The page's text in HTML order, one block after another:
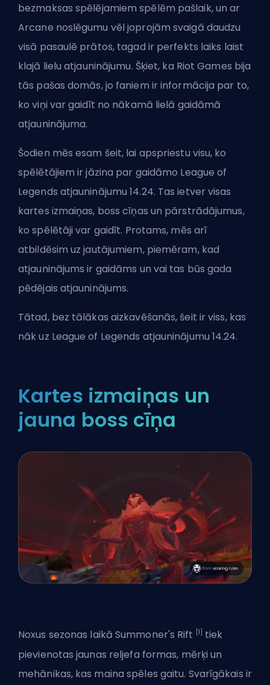
bezmaksas spēlējamiem spēlēm pašlaik, un ar
Arcane noslēgumu vēl joprojām svaigā daudzu
visā pasaulē prātos, tagad ir perfekts laiks laist
klajā lielu atjauninājumu. Šķiet, ka Riot Games bija
tās pašas domās, jo faniem ir informācija par to,
ko viņi var gaidīt no nākamā lielā gaidāmā
atjauninājuma.
Šodien mēs esam šeit, lai apspriestu visu, ko
spēlētājiem ir jāzina par gaidāmo League of
Legends atjauninājumu 14.24. Tas ietver visas
kartes izmaiņas, boss cīņas un pārstrādājumus,
ko spēlētāji var gaidīt. Protams, mēs arī
atbildēsim uz jautājumiem, piemēram, kad
atjauninājums ir gaidāms un vai tas būs gada
pēdējais atjauninājums.
Tātad, bez tālākas aizkavēšanās, šeit ir viss, kas
nāk uz League of Legends atjauninājumu 14.24.
Kartes izmaiņas un
jauna boss cīņa
Noxus sezonas laikā Summoner's Rift [1]
tiek
pievienotas jaunas reljefa formas, mērķi un
mehānikas, kas maina spēles gaitu. Svarīgākais ir